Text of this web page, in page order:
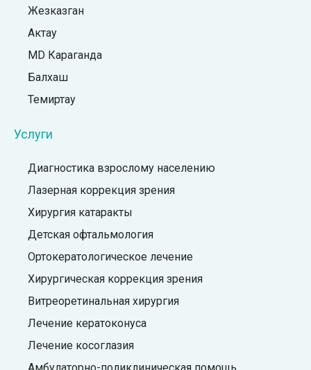
Жезказган
Актау
MD Караганда
Балхаш
Темиртау
Услуги
Диагностика взрослому населению
Лазерная коррекция зрения
Хирургия катаракты
Детская офтальмология
Ортокератологическое лечение
Хирургическая коррекция зрения
Витреоретинальная хирургия
Лечение кератоконуса
Лечение косоглазия